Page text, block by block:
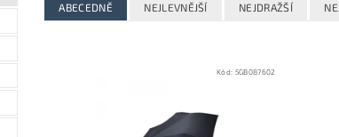
ABECEDNĚ NEJLEVNĚJŠÍ NEJDRAŽŠÍ
Kód: 5GB087602